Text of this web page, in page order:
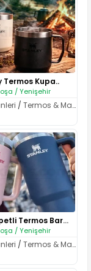
Termos Kupa..
/ Yenişehir
/Termos & Matara
Stanley Pipetli Termos Bardak ..
/ Yenişehir
/Termos & Matara